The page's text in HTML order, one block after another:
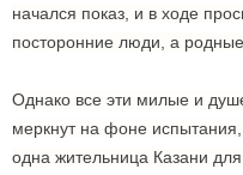
начался показ, и в ходе
посторонние люди, а родные
Однако все эти милые и
меркнут на фоне
одна жительница Казани